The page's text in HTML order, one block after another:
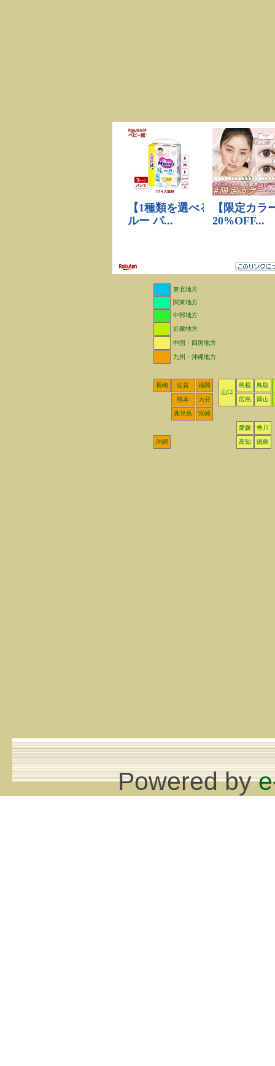
東北地方
関東地方
中部地方
近畿地方
中国・四国地方
九州・沖縄地方
長崎 佐賀
福岡
山口
島根
鳥取
熊本
大分 広島 岡山
鹿児島 宮崎
愛媛 香川
沖縄 高知 徳島
Powered by